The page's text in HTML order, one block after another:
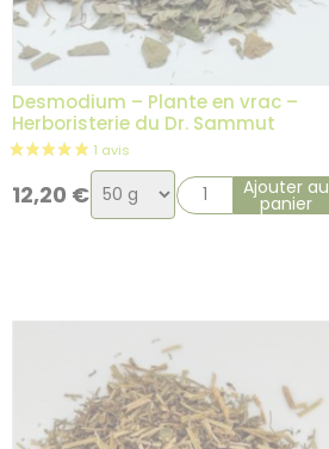
Desmodium – Plante en vrac –
Herboristerie du Dr. Sammut
12,20 € Choix
de
Ajouter au
panier